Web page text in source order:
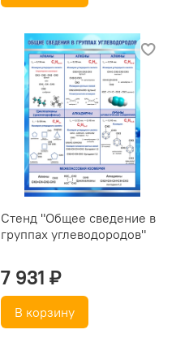
Стенд "Общее сведение в
группах углеводородов"
7 931 ₽
В корзину